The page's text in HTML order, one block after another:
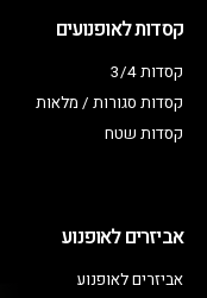
קסדות לאופנועים
קסדות 3/4
קסדות סגורות / מלאות
קסדות שטח
אביזרים לאופנוע
אביזרים לאופנוע